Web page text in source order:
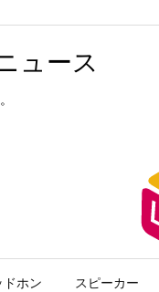
ュース
ドホン スピーカー